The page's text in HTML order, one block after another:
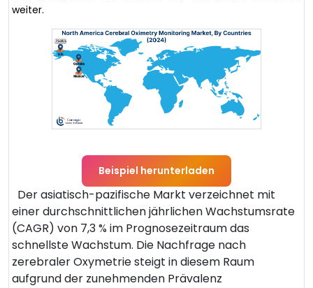
weiter.
Beispiel herunterladen
Der asiatisch-pazifische Markt verzeichnet mit
einer durchschnittlichen jährlichen Wachstumsrate
(CAGR) von 7,3 % im Prognosezeitraum das
schnellste Wachstum. Die Nachfrage nach
zerebraler Oxymetrie steigt in diesem Raum
aufgrund der zunehmenden Prävalenz